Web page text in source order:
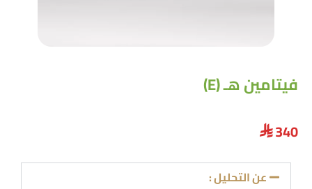
فيتامين هـ (E)
⃁340
عن التحليل :